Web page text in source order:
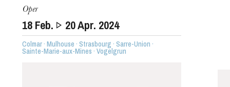
Oper
18 Feb. 20Apr. 2024
Colmar · Mulhouse · Strasbourg · Sarre-Union ·
Sainte-Marie-aux-Mines · Vogelgrun